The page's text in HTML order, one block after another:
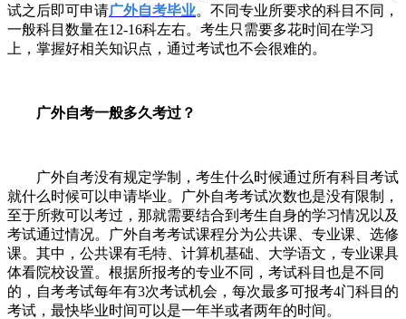
试之后即可申请广外自考毕业。不同专业所要求的科目不同，
一般科目数量在12-16科左右。考生只需要多花时间在学习
上，掌握好相关知识点，通过考试也不会很难的。
广外自考一般多久考过？
广外自考没有规定学制，考生什么时候通过所有科目考试
就什么时候可以申请毕业。广外自考考试次数也是没有限制，
至于所救可以考过，那就需要结合到考生自身的学习情况以及
考试通过情况。广外自考考试课程分为公共课、专业课、选修
课。其中，公共课有毛特、计算机基础、大学语文，专业课具
体看院校设置。根据所报考的专业不同，考试科目也是不同
的，自考考试每年有3次考试机会，每次最多可报考4门科目的
考试，最快毕业时间可以是一年半或者两年的时间。